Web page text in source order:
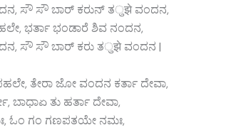
ಸೌ ಸೌ ಬಾರ್ ಕರುನ್ ತुझे ವಂದನ,
ಭರ್ತಾ ಭಂಡಾರೆ ಶಿವ ನಂದನ,
ಸೌ ಸೌ ಬಾರ್ ಕರು ತुझे ವಂದನ |
ತೇರಾ ಜೋ ವಂದನ ಕರ್ತಾ ದೇವಾ,
ಬಾಧಾಏ ತು ಹರ್ತಾ ದೇವಾ,
ಓಂ ಗಂ ಗಣಪತಯೇ ನಮಃ,